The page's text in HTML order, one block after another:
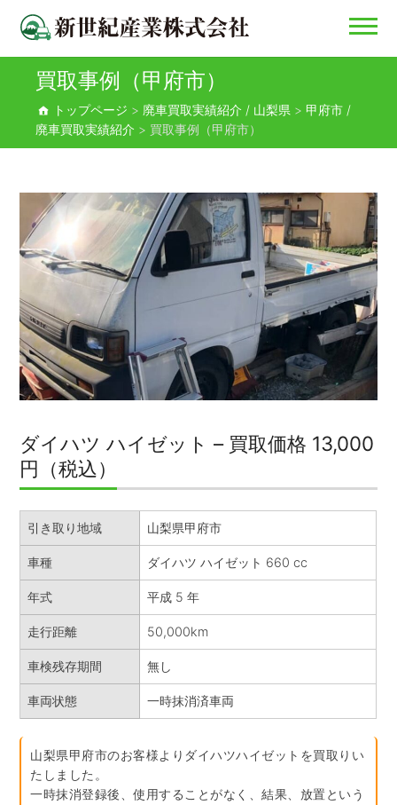
新世紀産業株式会社
買取事例（甲府市）
トップページ > 廃車買取実績紹介 / 山梨県 > 甲府市 /
廃車買取実績紹介 > 買取事例（甲府市）
ダイハツ ハイゼット – 買取価格 13,000
円（税込）
引き取り地域 山梨県甲府市
車種 ダイハツ ハイゼット 660 cc
年式 平成 5 年
走行距離 50,000km
車検残存期間 無し
車両状態 一時抹消済車両
山梨県甲府市のお客様よりダイハツハイゼットを買取りい
たしました。
一時抹消登録後、使用することがなく、結果、放置という